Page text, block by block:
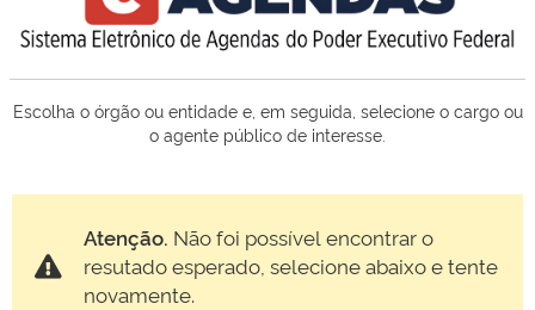
Escolha o órgão ou entidade e, em seguida, selecione o cargo ou
o agente público de interesse.
Atenção. Não foi possível encontrar o
resutado esperado, selecione abaixo e tente
novamente.